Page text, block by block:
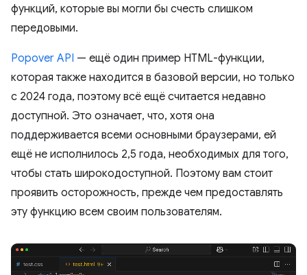
функций, которые вы могли бы счесть слишком
передовыми.
Popover API — ещё один пример HTML-функции,
которая также находится в базовой версии, но только
с 2024 года, поэтому всё ещё считается недавно
доступной. Это означает, что, хотя она
поддерживается всеми основными браузерами, ей
ещё не исполнилось 2,5 года, необходимых для того,
чтобы стать широкодоступной. Поэтому вам стоит
проявить осторожность, прежде чем предоставлять
эту функцию всем своим пользователям.